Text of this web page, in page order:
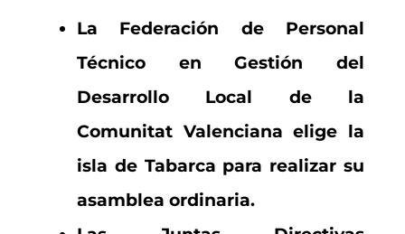
La Federación de Personal
Técnico en Gestión del
Desarrollo Local de la
Comunitat Valenciana elige la
isla de Tabarca para realizar su
asamblea ordinaria.